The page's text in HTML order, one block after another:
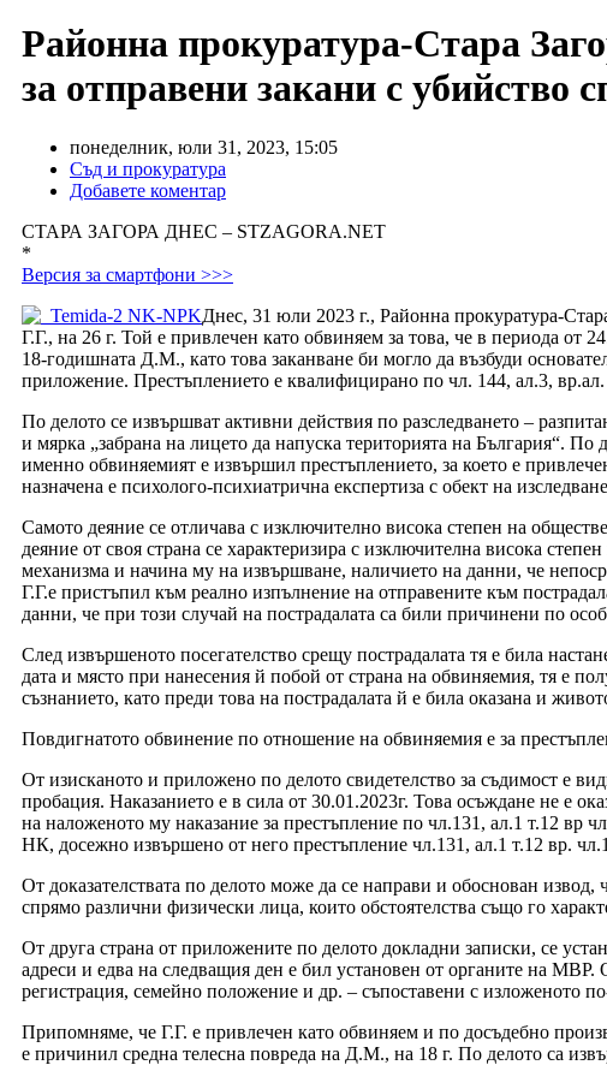
Районна прокуратура-Стара
за отправени закани с
понеделник, юли 31, 2023, 15:05
Съд и прокуратура
Добавете коментар
СТАРА ЗАГОРА ДНЕС – STZAGORA.NET
*
Версия за смартфони >>>
Днес, 31 юли 2023 г., Районна прокуратура-
Г.Г., на 26 г. Той е привлечен като обвиняем за това, че в периода от
18-годишната Д.М., като това заканване би могло да възбуди
приложение. Престъплението е квалифицирано по чл. 144, ал.3,
По делото се извършват активни действия по разследването –
и мярка „забрана на лицето да напуска територията на България“.
именно обвиняемият е извършил престъплението, за което е
назначена е психолого-психиатрична експертиза с обект на
Самото деяние се отличава с изключително висока степен на
деяние от своя страна се характеризира с изключителна висока
механизма и начина му на извършване, наличието на данни, че
Г.Г.е пристъпил към реално изпълнение на отправените към
данни, че при този случай на пострадалата са били причинени по
След извършеното посегателство срещу пострадалата тя е била
дата и място при нанесения й побой от страна на обвиняемия, тя е
съзнанието, като преди това на пострадалата й е била оказана и
Повдигнатото обвинение по отношение на обвиняемия е за
От изисканото и приложено по делото свидетелство за съдимост е
пробация. Наказанието е в сила от 30.01.2023г. Това осъждане не е
на наложеното му наказание за престъпление по чл.131, ал.1 т.12 вр
НК, досежно извършено от него престъпление чл.131, ал.1 т.12 вр.
От доказателствата по делото може да се направи и обоснован
спрямо различни физически лица, които обстоятелства също го
От друга страна от приложените по делото докладни записки, се
адреси и едва на следващия ден е бил установен от органите на МВР.
регистрация, семейно положение и др. – съпоставени с изложеното
Припомняме, че Г.Г. е привлечен като обвиняем и по досъдебно
е причинил средна телесна повреда на Д.М., на 18 г. По делото са